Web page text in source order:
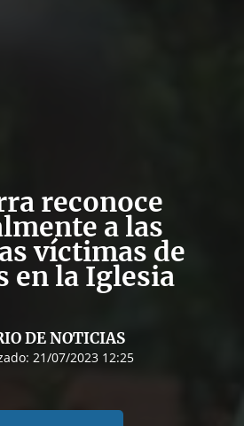
reconoce
a las
víctimas de
en la Iglesia
DE NOTICIAS
21/07/2023 12:25